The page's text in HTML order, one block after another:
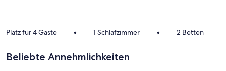
Platz für 4 Gäste • 1 Schlafzimmer • 2 Betten
Beliebte Annehmlichkeiten